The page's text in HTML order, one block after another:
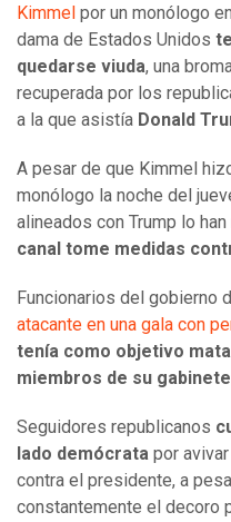
Kimmel por un monólogo
dama de Estados Unidos
quedarse viuda, una
recuperada por los
a la que asistía Donald
A pesar de que Kimmel
monólogo la noche del
alineados con Trump lo
canal tome medidas
Funcionarios del gobierno
atacante en una gala con
tenía como objetivo
miembros de su
Seguidores republicanos
lado demócrata por
contra el presidente, a
constantemente el decoro